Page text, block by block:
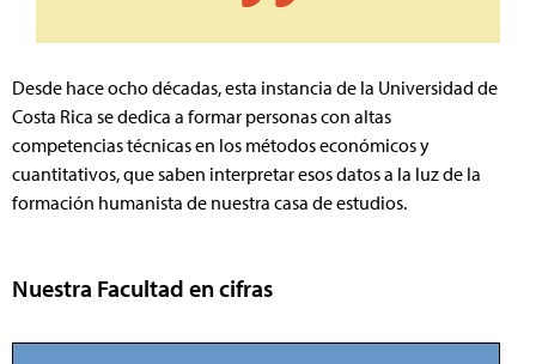
Desde hace ocho décadas, esta instancia de la Universidad de
Costa Rica se dedica a formar personas con altas
competencias técnicas en los métodos económicos y
cuantitativos, que saben interpretar esos datos a la luz de la
formación humanista de nuestra casa de estudios.
Nuestra Facultad en cifras